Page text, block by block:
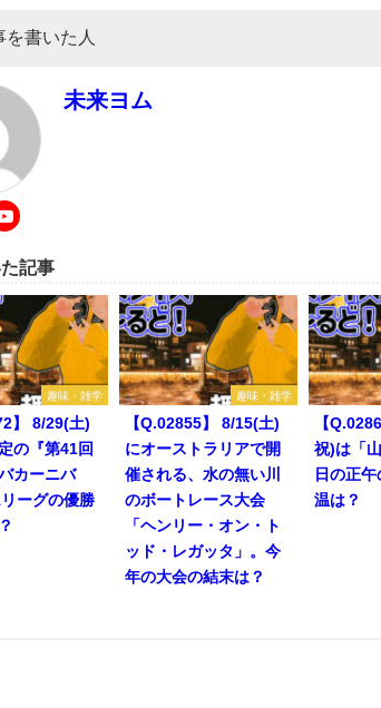
を書いた人
未来ヨム
記事
趣味・雑学
】 8/29(土)
の『第41回
カーニバ
ーグの優勝
趣味・雑学
【Q.02855】 8/15(土)
にオーストラリアで開
催される、水の無い川
のボートレース大会
「ヘンリー・オン・ト
ッド・レガッタ」。今
年の大会の結末は？
【
祝)は「
日の正
温は？